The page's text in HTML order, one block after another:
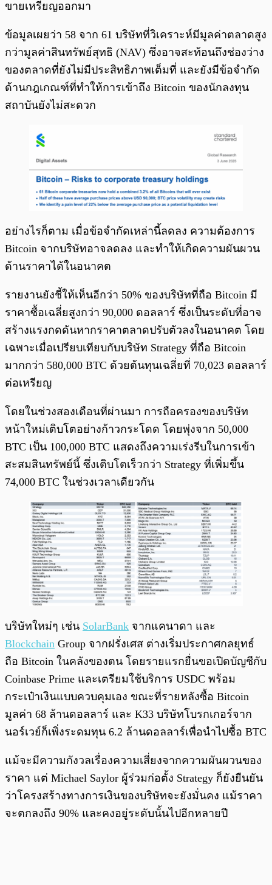
ขายเหรียญออกมา
ข้อมูลเผยว่า 58 จาก 61 บริษัทที่วิเคราะห์มีมูลค่าตลาดสูง
กว่ามูลค่าสินทรัพย์สุทธิ (NAV) ซึ่งอาจสะท้อนถึงช่องว่าง
ของตลาดที่ยังไม่มีประสิทธิภาพเต็มที่ และยังมีข้อจำกัด
ด้านกฎเกณฑ์ที่ทำให้การเข้าถึง Bitcoin ของนักลงทุน
สถาบันยังไม่สะดวก
อย่างไรก็ตาม เมื่อข้อจำกัดเหล่านี้ลดลง ความต้องการ
Bitcoin จากบริษัทอาจลดลง และทำให้เกิดความผันผวน
ด้านราคาได้ในอนาคต
รายงานยังชี้ให้เห็นอีกว่า 50% ของบริษัทที่ถือ Bitcoin มี
ราคาซื้อเฉลี่ยสูงกว่า 90,000 ดอลลาร์ ซึ่งเป็นระดับที่อาจ
สร้างแรงกดดันหากราคาตลาดปรับตัวลงในอนาคต โดย
เฉพาะเมื่อเปรียบเทียบกับบริษัท Strategy ที่ถือ Bitcoin
มากกว่า 580,000 BTC ด้วยต้นทุนเฉลี่ยที่ 70,023 ดอลลาร์
ต่อเหรียญ
โดยในช่วงสองเดือนที่ผ่านมา การถือครองของบริษัท
หน้าใหม่เติบโตอย่างก้าวกระโดด โดยพุ่งจาก 50,000
BTC เป็น 100,000 BTC แสดงถึงความเร่งรีบในการเข้า
สะสมสินทรัพย์นี้ ซึ่งเติบโตเร็วกว่า Strategy ที่เพิ่มขึ้น
74,000 BTC ในช่วงเวลาเดียวกัน
บริษัทใหม่ๆ เช่น SolarBank จากแคนาดา และ
Blockchain Group จากฝรั่งเศส ต่างเริ่มประกาศกลยุทธ์
ถือ Bitcoin ในคลังของตน โดยรายแรกยื่นขอเปิดบัญชีกับ
Coinbase Prime และเตรียมใช้บริการ USDC พร้อม
กระเป๋าเงินแบบควบคุมเอง ขณะที่รายหลังซื้อ Bitcoin
มูลค่า 68 ล้านดอลลาร์ และ K33 บริษัทโบรกเกอร์จาก
นอร์เวย์ก็เพิ่งระดมทุน 6.2 ล้านดอลลาร์เพื่อนำไปซื้อ BTC
แม้จะมีความกังวลเรื่องความเสี่ยงจากความผันผวนของ
ราคา แต่ Michael Saylor ผู้ร่วมก่อตั้ง Strategy ก็ยังยืนยัน
ว่าโครงสร้างทางการเงินของบริษัทจะยังมั่นคง แม้ราคา
จะตกลงถึง 90% และคงอยู่ระดับนั้นไปอีกหลายปี